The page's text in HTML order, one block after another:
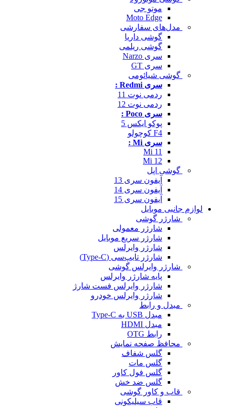
موتو جی
Moto Edge
مدل‌های سفارشی
گوشی داریا
گوشی ریلمی
سری Narzo
سری GT
گوشی شیائومی
سری Redmi :
ردمی نوت 11
ردمی نوت 12
سری Poco :
پوکو ایکس 5
F4 کوچولو
سری Mi :
Mi 11
Mi 12
گوشی اپل
آیفون سری 13
آیفون سری 14
آیفون سری 15
لوازم جانبی موبایل
شارژر گوشی
شارژر معمولی
شارژر سریع موبایل
شارژر وایرلس
شارژر تایپ‌سی (Type-C)
شارژر وایرلس گوشی
پایه شارژر وایرلس
شارژر وایرلس فست شارژ
شارژر وایرلس خودرو
مبدل و رابط
مبدل USB به Type-C
مبدل HDMI
رابط OTG
محافظ صفحه نمایش
گلس شفاف
گلس مات
گلس فول کاور
گلس ضد خش
قاب و کاور گوشی
قاب سیلیکونی